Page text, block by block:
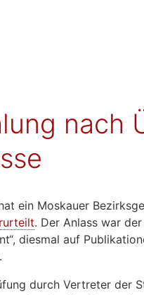
nach
ein Moskauer
. Der Anlass war
diesmal auf
durch Vertreter der